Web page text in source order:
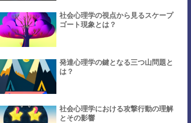
社会心理学の視点から見るスケープ
ゴート現象とは？
発達心理学の鍵となる三つ山問題と
は？
社会心理学における攻撃行動の理解
とその影響